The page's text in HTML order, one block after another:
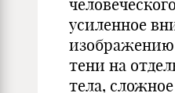
усиленное
тени на
тела,